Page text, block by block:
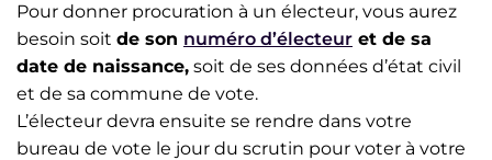
Pour donner procuration à un électeur, vous aurez
besoin soit de son numéro d’électeur et de sa
date de naissance, soit de ses données d’état civil
et de sa commune de vote.
L’électeur devra ensuite se rendre dans votre
bureau de vote le jour du scrutin pour voter à votre